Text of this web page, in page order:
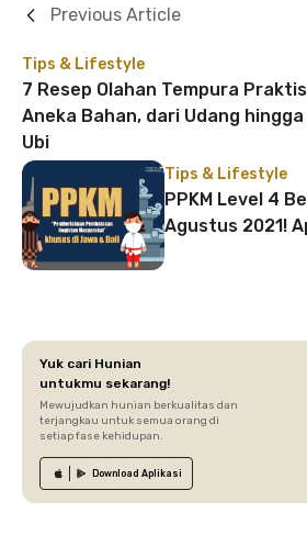
Tips & Lifestyle
7 Resep Olahan Tempura Praktis
Aneka Bahan, dari Udang hingga
Ubi
Previous Article
Tips & Lifestyle
PPKM Level 4
Agustus 2021!
Yuk cari Hunian
untukmu sekarang!
Mewujudkan hunian berkualitas dan
terjangkau untuk semua orang di
setiap fase kehidupan.
Download Aplikasi